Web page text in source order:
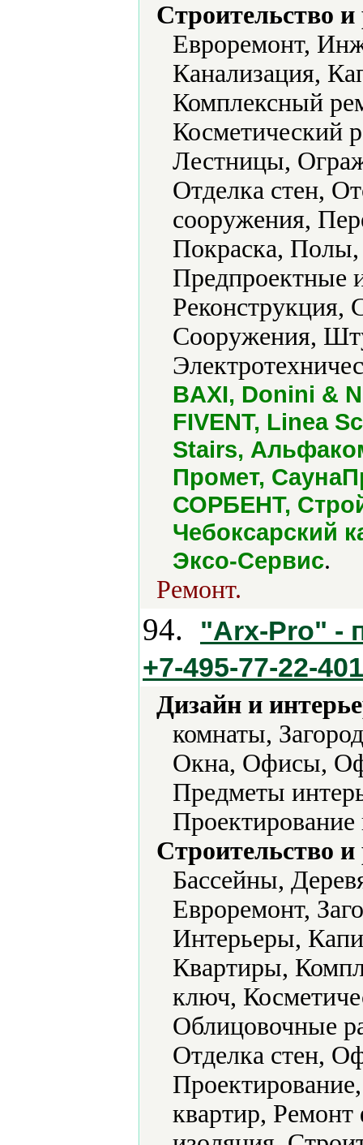
Строительство
Евроремонт,
Канализация,
Комплексный
Косметический
Лестницы,
Отделка стен,
сооружения,
Покраска,
Предпроектные
Реконструкция,
Сооружения,
BAXI, Donini &
FIVENT, Linea
Stairs,
Промет,
СОРБЕНТ,
Чебоксарский
Эксо-Сервис.
Ремонт.
94.
"Arx-Pro" -
+7-495-77-22-401
Дизайн и
комнаты,
Окна, Офисы,
Предметы
Проектирование
Строительство
Бассейны,
Евроремонт,
Интерьеры,
Квартиры,
ключ,
Облицовочные
Отделка стен,
квартир,